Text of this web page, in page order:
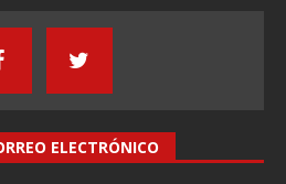
ELECTRÓNICO